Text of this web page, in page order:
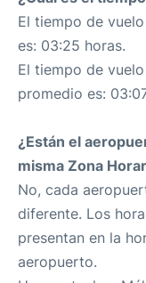
El tiempo de
es: 03:25 horas.
El tiempo de
promedio es:
¿Están el
misma Zona
No, cada
diferente. Los
presentan en la
aeropuerto.